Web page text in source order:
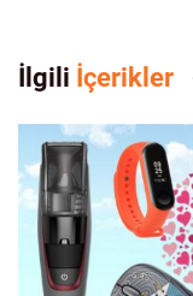
İlgili İçerikler